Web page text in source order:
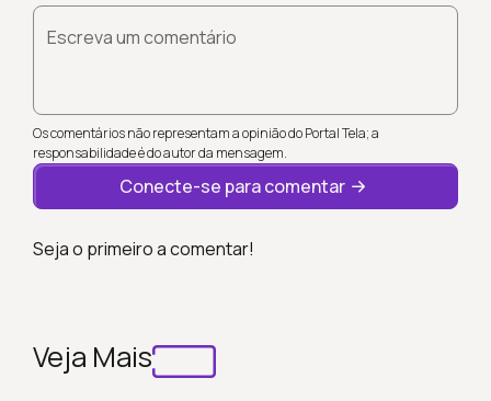
Escreva um comentário
Os comentários não representam a opinião do Portal Tela; a
responsabilidade é do autor da mensagem.
Conecte-se para comentar
Seja o primeiro a comentar!
Veja Mais